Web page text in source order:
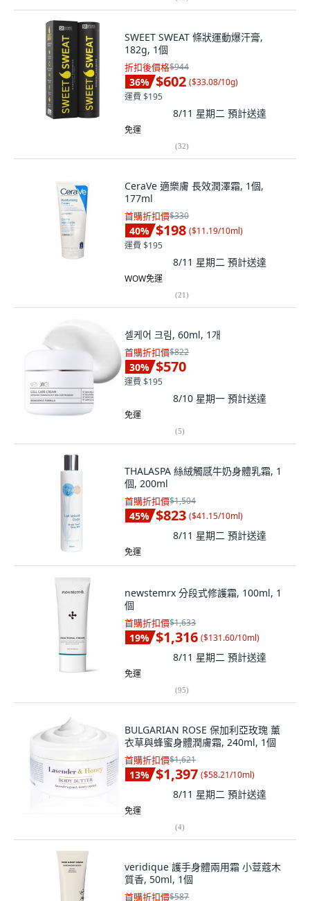
SWEET SWEAT 條狀運動爆汗膏,
182g, 1個
折扣後價格$944
36% $602 ($33.08/10g)
運費 $195
8/11 星期二 預計送達
免運
(32)
CeraVe 適樂膚 長效潤澤霜, 1個,
177ml
首購折扣價$330
40% $198 ($11.19/10ml)
運費 $195
8/11 星期二 預計送達
WOW免運
(21)
셀케어 크림, 60ml, 1개
首購折扣價$822
30% $570
運費 $195
8/10 星期一 預計送達
免運
(5)
THALASPA 絲絨觸感牛奶身體乳霜, 1
個, 200ml
首購折扣價$1,504
45% $823 ($41.15/10ml)
8/11 星期二 預計送達
免運
newstemrx 分段式修護霜, 100ml, 1
個
首購折扣價$1,633
19% $1,316 ($131.60/10ml)
8/11 星期二 預計送達
免運
(95)
BULGARIAN ROSE 保加利亞玫瑰 薰
衣草與蜂蜜身體潤膚霜, 240ml, 1個
首購折扣價$1,621
13% $1,397 ($58.21/10ml)
8/11 星期二 預計送達
免運
(4)
veridique 護手身體兩用霜 小荳蔻木
質香, 50ml, 1個
首購折扣價$587